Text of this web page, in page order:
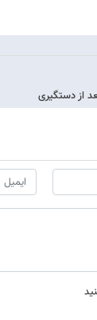
از دستگیری